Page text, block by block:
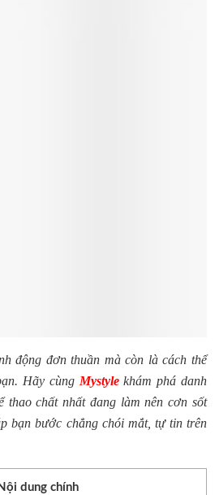
động đơn thuần mà còn là cách thể
Hãy cùng Mystylekhám phá danh
thao chất nhất đang làm nên cơn sốt
bạn bước chẳng chói mắt, tự tin trên
Nội dung chính